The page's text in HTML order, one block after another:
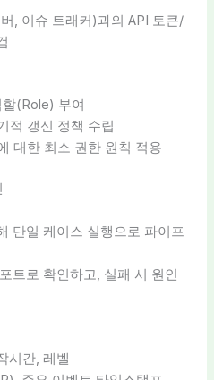
, 이슈 트래커)과의 API 토큰/
(Role) 부여
적 갱신 정책 수립
대한 최소 권한 원칙 적용
단일 케이스 실행으로 파이프
트로 확인하고, 실패 시 원인
시간, 레벨